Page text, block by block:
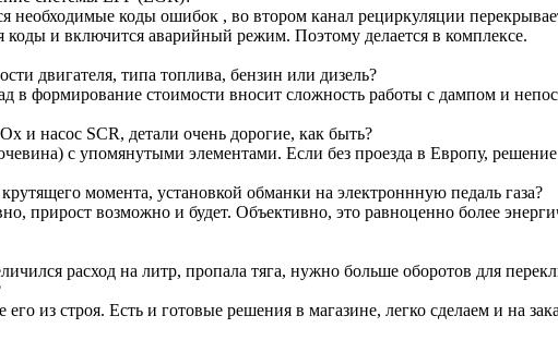
необходимые коды ошибок , во втором канал рециркуляции
коды и включится аварийный режим. Поэтому делается в комплексе.
двигателя, типа топлива, бензин или дизель?
в формирование стоимости вносит сложность работы с дампом и
и насос SCR, детали очень дорогие, как быть?
с упомянутыми элементами. Если без проезда в Европу, решение
момента, установкой обманки на электроннную педаль газа?
прирост возможно и будет. Объективно, это равноценно более
расход на литр, пропала тяга, нужно больше оборотов для
из строя. Есть и готовые решения в магазине, легко сделаем и на